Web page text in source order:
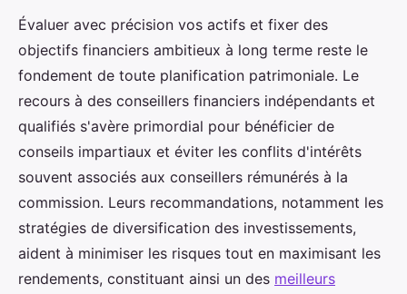
Évaluer avec précision vos actifs et fixer des
objectifs financiers ambitieux à long terme reste le
fondement de toute planification patrimoniale. Le
recours à des conseillers financiers indépendants et
qualifiés s'avère primordial pour bénéficier de
conseils impartiaux et éviter les conflits d'intérêts
souvent associés aux conseillers rémunérés à la
commission. Leurs recommandations, notamment les
stratégies de diversification des investissements,
aident à minimiser les risques tout en maximisant les
rendements, constituant ainsi un des meilleurs